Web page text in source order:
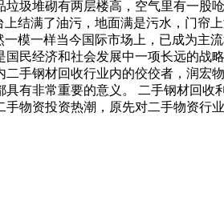
圾堆砌有两层楼高，空气里有一股
结满了油污，地面满是污水，门帘
模一样当今国际市场上，已成为主
民经济和社会发展中一项长远的战
手钢材回收行业内的佼佼者，润宏
有非常重要的意义。 二手钢材回收
物资投资热潮，原先对二手物资行